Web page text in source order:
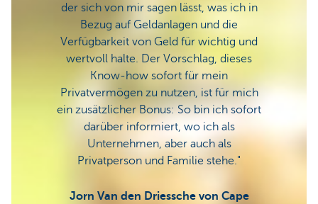
der sich von mir sagen lässt, was ich in
Bezug auf Geldanlagen und die
Verfügbarkeit von Geld für wichtig und
wertvoll halte. Der Vorschlag, dieses
Know-how sofort für mein
Privatvermögen zu nutzen, ist für mich
ein zusätzlicher Bonus: So bin ich sofort
darüber informiert, wo ich als
Unternehmen, aber auch als
Privatperson und Familie stehe."
Jorn Van den Driessche von Cape